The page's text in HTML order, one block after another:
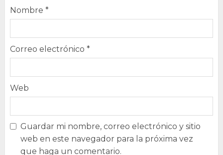
Nombre *
Correo electrónico *
Web
Guardar mi nombre, correo electrónico y sitio
web en este navegador para la próxima vez
que haga un comentario.